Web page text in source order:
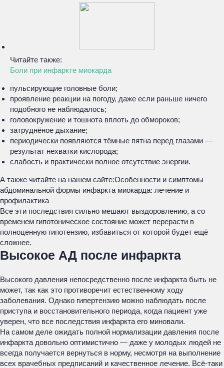
Читайте также:
Боли при инфаркте миокарда
пульсирующие головные боли;
проявление реакции на погоду, даже если раньше ничего
подобного не наблюдалось;
головокружение и тошнота вплоть до обмороков;
затруднёное дыхание;
периодически появляются тёмные пятна перед глазами —
результат нехватки кислорода;
слабость и практически полное отсутствие энергии.
А также читайте на нашем сайте:Особенности и симптомы
абдоминальной формы инфаркта миокарда: лечение и
профилактика
Все эти последствия сильно мешают выздоровлению, а со
временем гипотоническое состояние может перерасти в
полноценную гипотензию, избавиться от которой будет ещё
сложнее.
Высокое АД после инфаркта
Высокого давления непосредственно после инфаркта быть не
может, так как это противоречит естественному ходу
заболевания. Однако гипертензию можно наблюдать после
приступа и восстановительного периода, когда пациент уже
уверен, что все последствия инфаркта его миновали.
На самом деле ожидать полной нормализации давления после
инфаркта довольно оптимистично — даже у молодых людей не
всегда получается вернуться в норму, несмотря на выполнение
всех врачебных предписаний и качественное лечение. Всё-таки